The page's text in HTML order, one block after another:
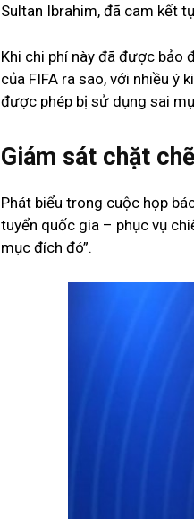
Sultan Ibrahim, đã cam kết
Khi chi phí này đã được bảo
của FIFA ra sao, với nhiều ý
được phép bị sử dụng sai
Giám sát chặt
Phát biểu trong cuộc họp
tuyển quốc gia – phục vụ
mục đích đó”.